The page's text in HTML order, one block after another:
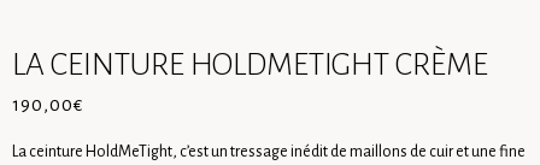
LA CEINTURE HOLDMETIGHT CRÈME
190,00€
La ceinture HoldMeTight, c’est un tressage inédit de maillons de cuir et une fine